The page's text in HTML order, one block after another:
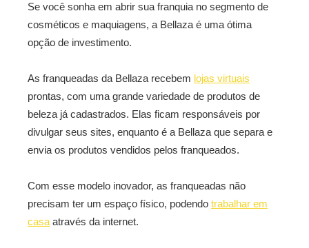
Se você sonha em abrir sua franquia no segmento de
cosméticos e maquiagens, a Bellaza é uma ótima
opção de investimento.
As franqueadas da Bellaza recebem lojas virtuais
prontas, com uma grande variedade de produtos de
beleza já cadastrados. Elas ficam responsáveis por
divulgar seus sites, enquanto é a Bellaza que separa e
envia os produtos vendidos pelos franqueados.
Com esse modelo inovador, as franqueadas não
precisam ter um espaço físico, podendo trabalhar em
casa através da internet.